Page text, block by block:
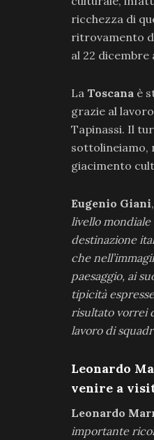
ricchezza di
ritrovamento
al 22 dicembre
La Toscana è
grazie al
Tapinassi. Il
sottolineiamo,
giacimento
Eugenio Giani
livello mondiale
destinazione
che
paesaggio, ai
tipicità
risultato vorrei
lavoro di
Leonardo
venire a
Leonardo
importante